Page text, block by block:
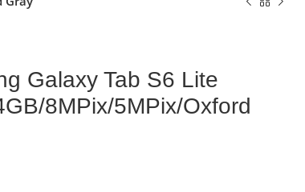
Galaxy Tab S6 Lite
8MPix/5MPix/Oxford